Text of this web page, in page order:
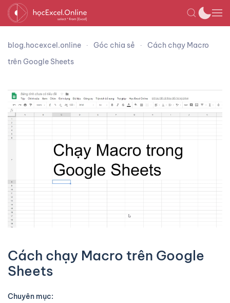
blog.hocexcel.online Góc chia sẻ
Cách chạy Macro
trên Google Sheets
Cách chạy Macro trên Google
Sheets
Chuyên mục: